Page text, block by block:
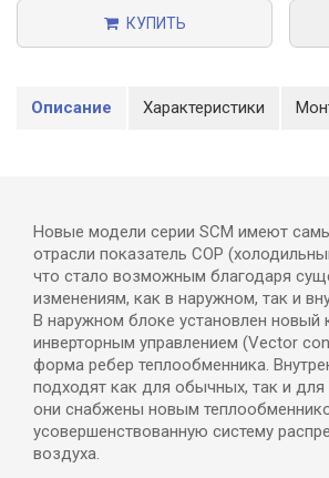
КУПИТЬ
Описание Характеристики
Новые модели серии SCM имеют
отрасли показатель СОР
что стало возможным благодаря
изменениям, как в наружном, так и
В наружном блоке установлен новый
инверторным управлением (Vector
форма ребер теплообменника.
подходят как для обычных, так и для
они снабжены новым
усовершенствованную систему
воздуха.